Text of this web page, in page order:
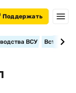
Поддержать
ВСУ